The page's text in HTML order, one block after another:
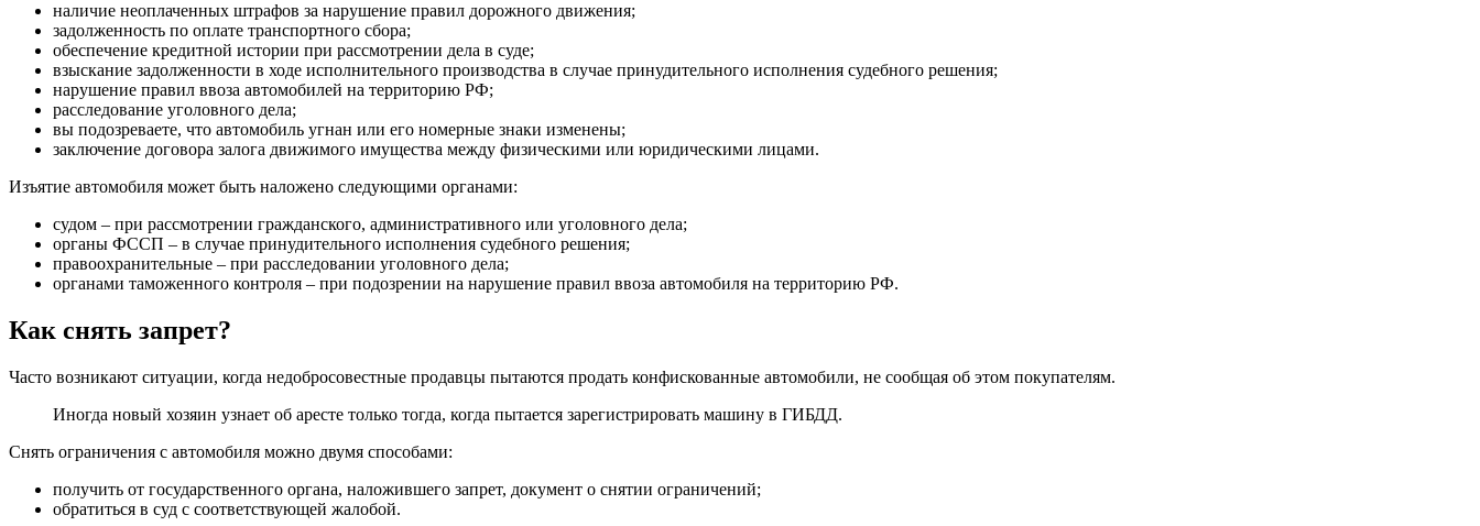
наличие неоплаченных штрафов за нарушение правил дорожного движения;
задолженность по оплате транспортного сбора;
обеспечение кредитной истории при рассмотрении дела в суде;
взыскание задолженности в ходе исполнительного производства в случае принудительного исполнения судебного решения;
нарушение правил ввоза автомобилей на территорию РФ;
расследование уголовного дела;
вы подозреваете, что автомобиль угнан или его номерные знаки изменены;
заключение договора залога движимого имущества между физическими или юридическими лицами.
Изъятие автомобиля может быть наложено следующими органами:
судом – при рассмотрении гражданского, административного или уголовного дела;
органы ФССП – в случае принудительного исполнения судебного решения;
правоохранительные – при расследовании уголовного дела;
органами таможенного контроля – при подозрении на нарушение правил ввоза автомобиля на территорию РФ.
Как снять запрет?
Часто возникают ситуации, когда недобросовестные продавцы пытаются продать конфискованные автомобили, не сообщая об этом покупателям.
Иногда новый хозяин узнает об аресте только тогда, когда пытается зарегистрировать машину в ГИБДД.
Снять ограничения с автомобиля можно двумя способами:
получить от государственного органа, наложившего запрет, документ о снятии ограничений;
обратиться в суд с соответствующей жалобой.